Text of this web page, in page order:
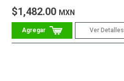
$1,482.00 MXN
Ver Detalles